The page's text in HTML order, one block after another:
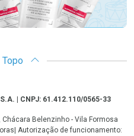
| CNPJ: 61.412.110/0565-33
Chácara Belenzinho - Vila Formosa
Autorização de funcionamento: